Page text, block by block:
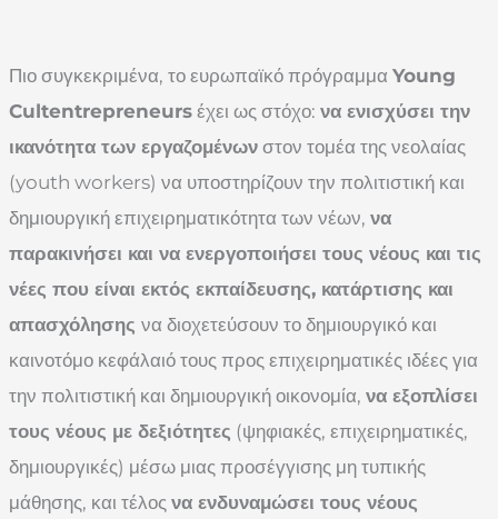
Πιο συγκεκριμένα, το ευρωπαϊκό πρόγραμμα Young
Cultentrepreneurs έχει ως στόχο: να ενισχύσει την
ικανότητα των εργαζομένων στον τομέα της νεολαίας
(youth workers) να υποστηρίζουν την πολιτιστική και
δημιουργική επιχειρηματικότητα των νέων, να
παρακινήσει και να ενεργοποιήσει τους νέους και τις
νέες που είναι εκτός εκπαίδευσης, κατάρτισης και
απασχόλησης να διοχετεύσουν το δημιουργικό και
καινοτόμο κεφάλαιό τους προς επιχειρηματικές ιδέες για
την πολιτιστική και δημιουργική οικονομία, να εξοπλίσει
τους νέους με δεξιότητες (ψηφιακές, επιχειρηματικές,
δημιουργικές) μέσω μιας προσέγγισης μη τυπικής
μάθησης, και τέλος να ενδυναμώσει τους νέους